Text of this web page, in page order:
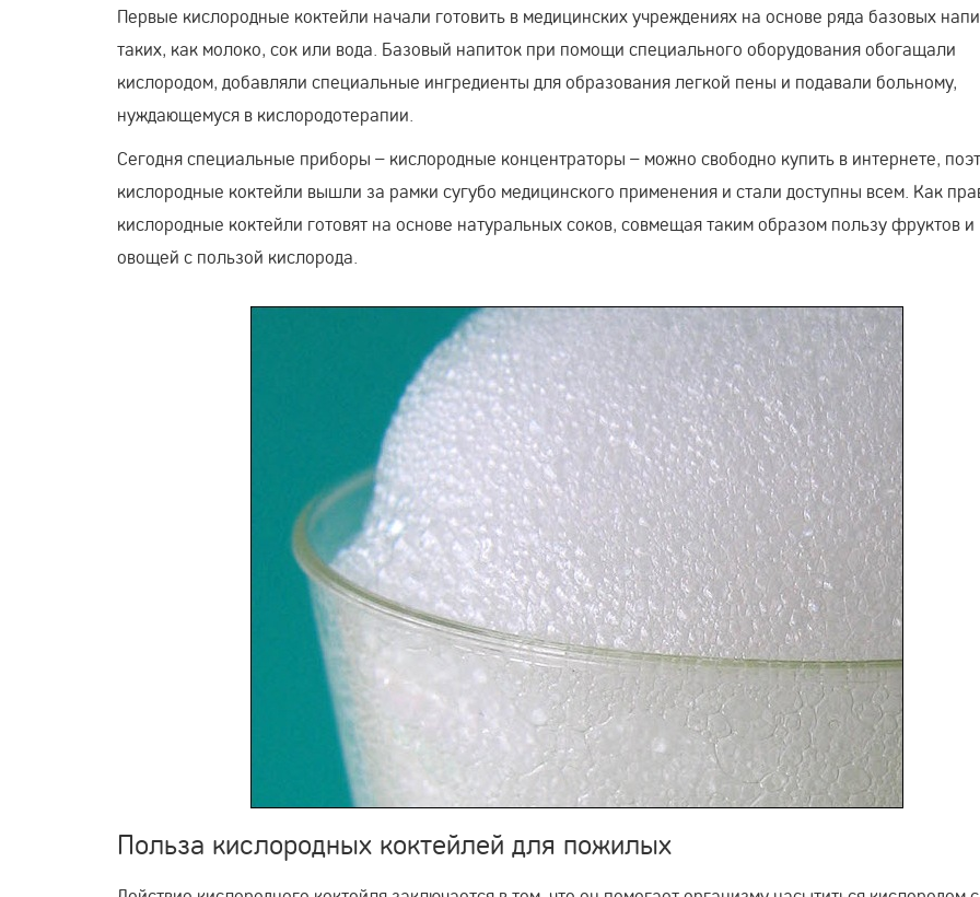
Первые кислородные коктейли начали готовить в медицинских учреждениях на основе ряда базовых
таких, как молоко, сок или вода. Базовый напиток при помощи специального оборудования обогащали
кислородом, добавляли специальные ингредиенты для образования легкой пены и подавали больному,
нуждающемуся в кислородотерапии.
Сегодня специальные приборы – кислородные концентраторы – можно свободно купить в интернете,
кислородные коктейли вышли за рамки сугубо медицинского применения и стали доступны всем. Как
кислородные коктейли готовят на основе натуральных соков, совмещая таким образом пользу фруктов и
овощей с пользой кислорода.
Польза кислородных коктейлей для пожилых